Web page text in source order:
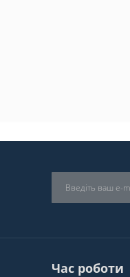
Час роботи